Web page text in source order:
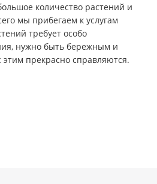
количество растений и
мы прибегаем к услугам
требует особо
нужно быть бережным и
прекрасно справляются.